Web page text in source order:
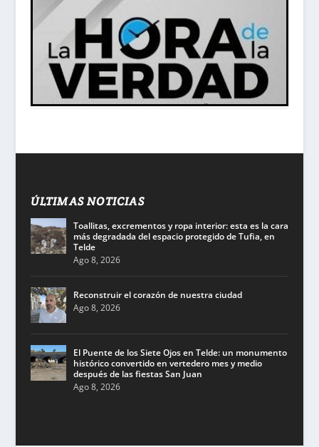
ÚLTIMAS NOTICIAS
Toallitas, excrementos y ropa interior: esta es la cara
más degradada del espacio protegido de Tufia, en
Telde
Ago 8, 2026
Reconstruir el corazón de nuestra ciudad
Ago 8, 2026
El Puente de los Siete Ojos en Telde: un monumento
histórico convertido en vertedero mes y medio
después de las fiestas San Juan
Ago 8, 2026